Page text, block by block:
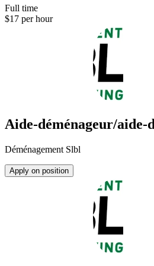
Full time
$17 per hour
Aide-déménageur/aide-
Déménagement Slbl
Apply on position